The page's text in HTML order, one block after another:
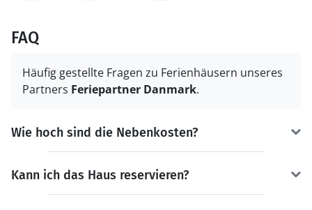
FAQ
Häufig gestellte Fragen zu Ferienhäusern unseres
Partners Feriepartner Danmark.
Wie hoch sind die Nebenkosten?
Kann ich das Haus reservieren?